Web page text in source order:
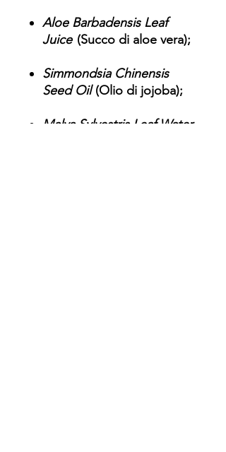
Aloe Barbadensis Leaf
Juice (Succo di aloe vera);
Simmondsia Chinensis
Seed Oil(Olio di jojoba);
Malva Sylvestris Leaf Water